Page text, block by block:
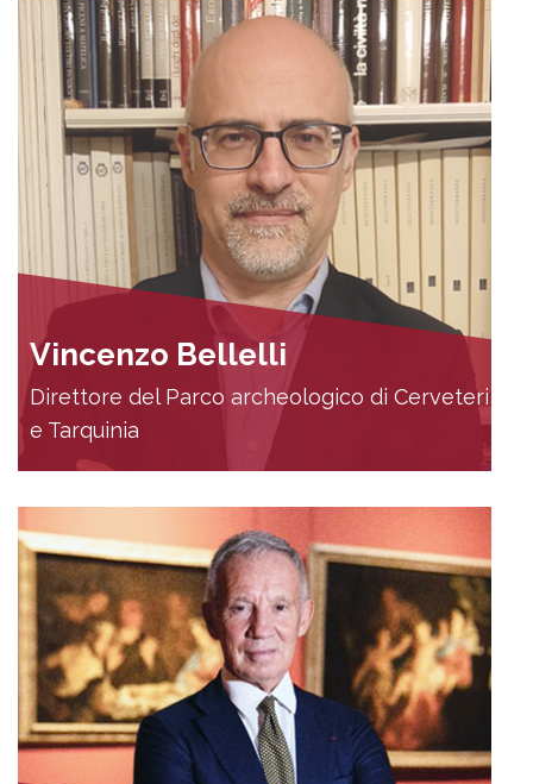
Vincenzo Bellelli
Direttore del Parco archeologico di Cerveteri
e Tarquinia